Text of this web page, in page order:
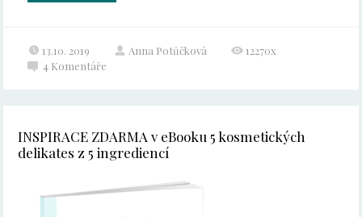
13.10. 2019 Anna Potůčková
12270x
4 Komentáře
INSPIRACE ZDARMA v eBooku 5 kosmetických
delikates z 5 ingrediencí